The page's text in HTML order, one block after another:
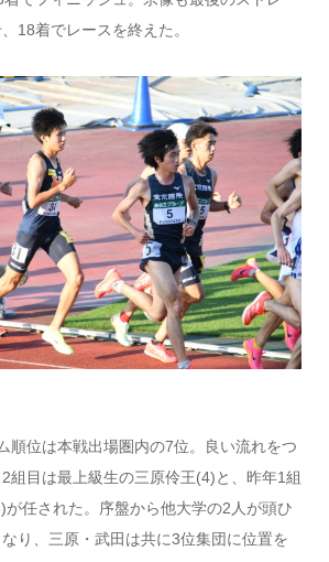
18着でレースを終えた。
順位は本戦出場圏内の7位。良い流れをつ
組目は最上級生の三原伶王(4)と、昨年1組
が任された。序盤から他大学の2人が頭ひ
り、三原・武田は共に3位集団に位置を